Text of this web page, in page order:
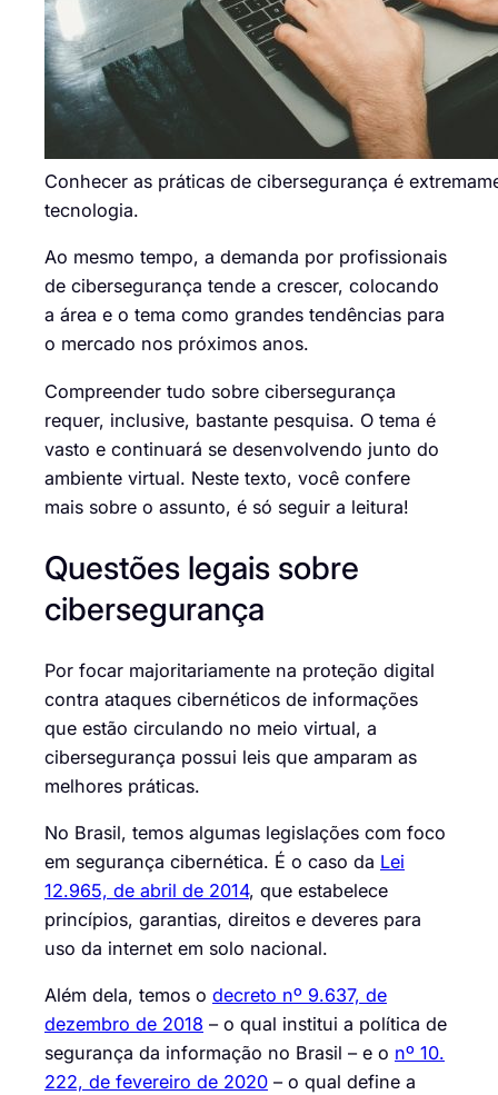
Conhecer as práticas de cibersegurança é
tecnologia.
Ao mesmo tempo, a demanda por profissionais
de cibersegurança tende a crescer, colocando
a área e o tema como grandes tendências para
o mercado nos próximos anos.
Compreender tudo sobre cibersegurança
requer, inclusive, bastante pesquisa. O tema é
vasto e continuará se desenvolvendo junto do
ambiente virtual. Neste texto, você confere
mais sobre o assunto, é só seguir a leitura!
Questões legais sobre
cibersegurança
Por focar majoritariamente na proteção digital
contra ataques cibernéticos de informações
que estão circulando no meio virtual, a
cibersegurança possui leis que amparam as
melhores práticas.
No Brasil, temos algumas legislações com foco
em segurança cibernética. É o caso da Lei
12.965, de abril de 2014, que estabelece
princípios, garantias, direitos e deveres para
uso da internet em solo nacional.
Além dela, temos o decreto nº 9.637, de
dezembro de 2018 – o qual institui a política de
segurança da informação no Brasil – e o nº 10.
222, de fevereiro de 2020 – o qual define a